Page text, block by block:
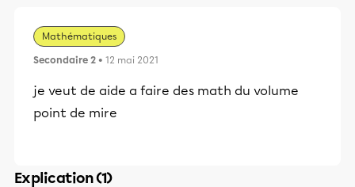
Mathématiques
Secondaire 2 • 12 mai 2021
je veut de aide a faire des math du volume
point de mire
Explication (1)